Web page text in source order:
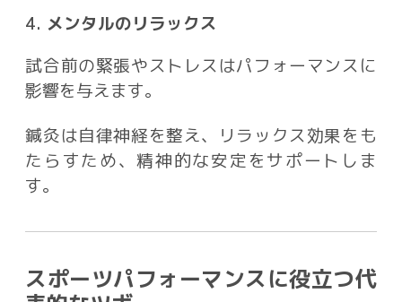
4. メンタルのリラックス
試合前の緊張やストレスはパフォーマンスに
影響を与えます。
鍼灸は自律神経を整え、リラックス効果をも
たらすため、精神的な安定をサポートしま
す。
スポーツパフォーマンスに役立つ代